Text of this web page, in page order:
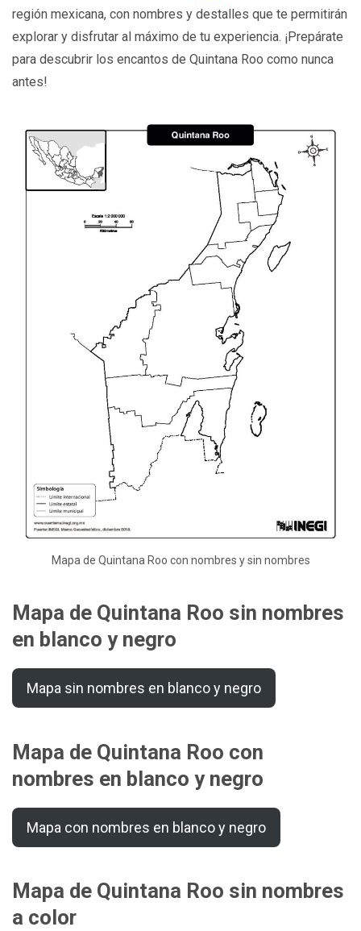
región mexicana, con nombres y destalles que te permitirán
explorar y disfrutar al máximo de tu experiencia. ¡Prepárate
para descubrir los encantos de Quintana Roo como nunca
antes!
Mapa de Quintana Roo con nombres y sin nombres
Mapa de Quintana Roo sin nombres
en blanco y negro
Mapa sin nombres en blanco y negro
Mapa de Quintana Roo con
nombres en blanco y negro
Mapa con nombres en blanco y negro
Mapa de Quintana Roo sin nombres
a color